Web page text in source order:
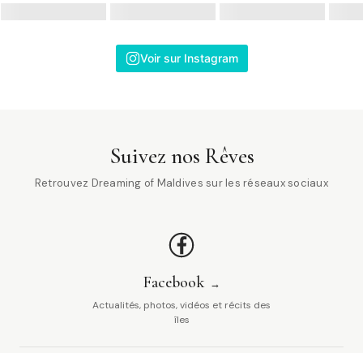
Voir sur Instagram
Suivez nos Rêves
Retrouvez Dreaming of Maldives sur les réseaux sociaux
Facebook
Actualités, photos, vidéos et récits des
îles